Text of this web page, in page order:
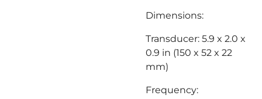
Dimensions:
Transducer: 5.9 x 2.0 x
0.9 in (150 x 52 x 22
mm)
Frequency: